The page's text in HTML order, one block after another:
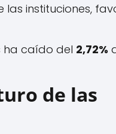
instituciones,
ha caído del 2,72%
de las